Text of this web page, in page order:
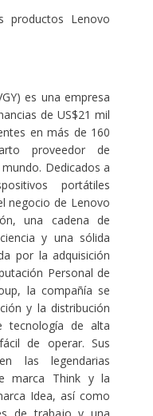
productos Lenovo
es una empresa
de US$21 mil
en más de 160
proveedor de
Dedicados a
portátiles
negocio de Lenovo
una cadena de
y una sólida
por la adquisición
Personal de
la compañía se
y la distribución
de alta
de operar. Sus
las legendarias
marca Think y la
Idea, así como
de trabajo y una